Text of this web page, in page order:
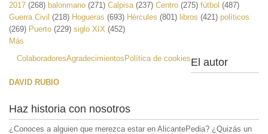
2017 (268) balonmano (271) Calpisa(237) Centro (275) fútbol (487)
Guerra Civil (218) Hogueras (693) Hércules (801) libros (421) políticos
(269) Puerto (229) siglo XIX (452)
Más
ColaboradoresAgradecimientosPolítica de cookiesEl autor
DAVID RUBIO
Haz historia con nosotros
¿Conoces a alguien que merezca estar en AlicantePedia? ¿Quizás un